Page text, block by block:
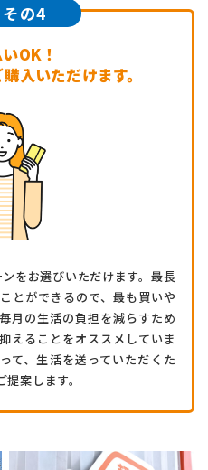
の4
OK！
入いただけます。
をお選びいただけます。最長
とができるので、最も買いや
月の生活の負担を減らすため
えることをオススメしていま
て、生活を送っていただくた
案します。